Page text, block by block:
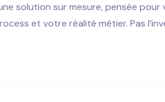
solution sur mesure, pensée pour
et votre réalité métier. Pas